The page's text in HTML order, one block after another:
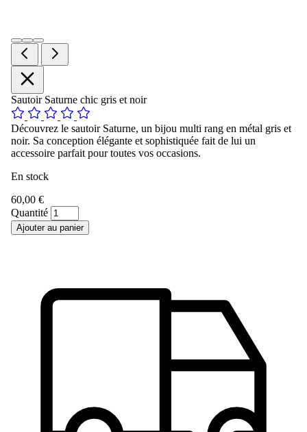
Sautoir Saturne chic gris et noir
Découvrez le sautoir Saturne, un bijou multi rang en métal gris et
noir. Sa conception élégante et sophistiquée fait de lui un
accessoire parfait pour toutes vos occasions.
En stock
60,00 €
Quantité
Ajouter au panier